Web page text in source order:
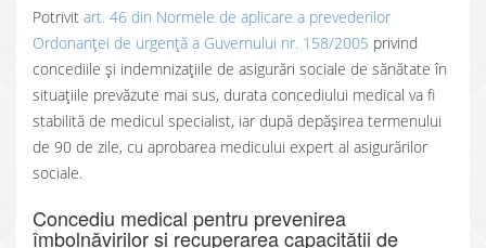
Potrivit art. 46 din Normele de aplicare a prevederilor
Ordonanței de urgență a Guvernului nr. 158/2005 privind
concediile și indemnizațiile de asigurări sociale de sănătate în
situațiile prevăzute mai sus, durata concediului medical va fi
stabilită de medicul specialist, iar după depășirea termenului
de 90 de zile, cu aprobarea medicului expert al asigurărilor
sociale.
Concediu medical pentru prevenirea
îmbolnăvirilor și recuperarea capacității de